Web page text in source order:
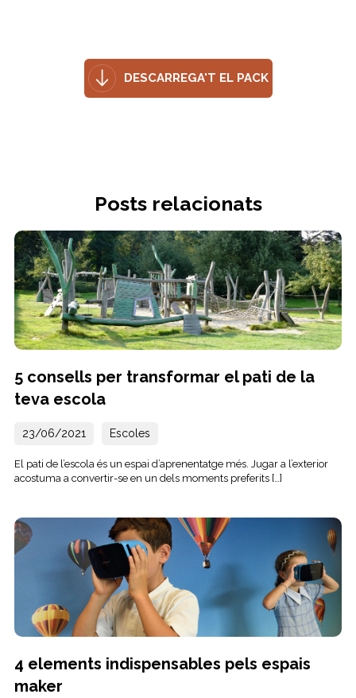
DESCARREGA'T EL PACK
Posts relacionats
5 consells per transformar el pati de la
teva escola
23/06/2021 Escoles
El pati de l’escola és un espai d’aprenentatge més. Jugar a l’exterior
acostuma a convertir-se en un dels moments preferits […]
4 elements indispensables pels espais
maker